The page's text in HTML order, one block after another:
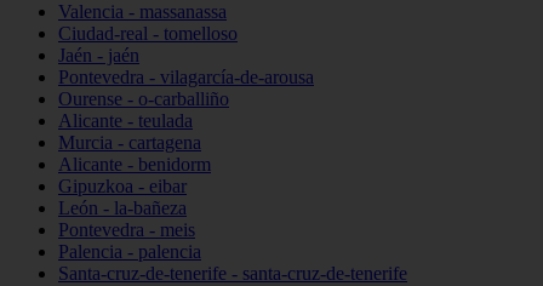
Valencia - massanassa
Ciudad-real - tomelloso
Jaén - jaén
Pontevedra - vilagarcía-de-arousa
Ourense - o-carballiño
Alicante - teulada
Murcia - cartagena
Alicante - benidorm
Gipuzkoa - eibar
León - la-bañeza
Pontevedra - meis
Palencia - palencia
Santa-cruz-de-tenerife - santa-cruz-de-tenerife